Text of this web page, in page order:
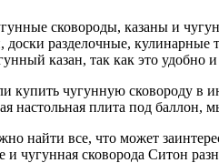
сковороды, казаны и
разделочные,
казан, так как это удобно
чугунную сковороду в
настольная плита под
найти все, что может
чугунная сковорода Ситон